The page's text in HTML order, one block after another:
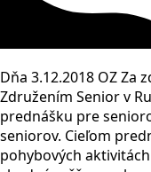
Dňa 3.12.2018 OZ Za
Združením Senior v
prednášku pre
seniorov. Cieľom
pohybových